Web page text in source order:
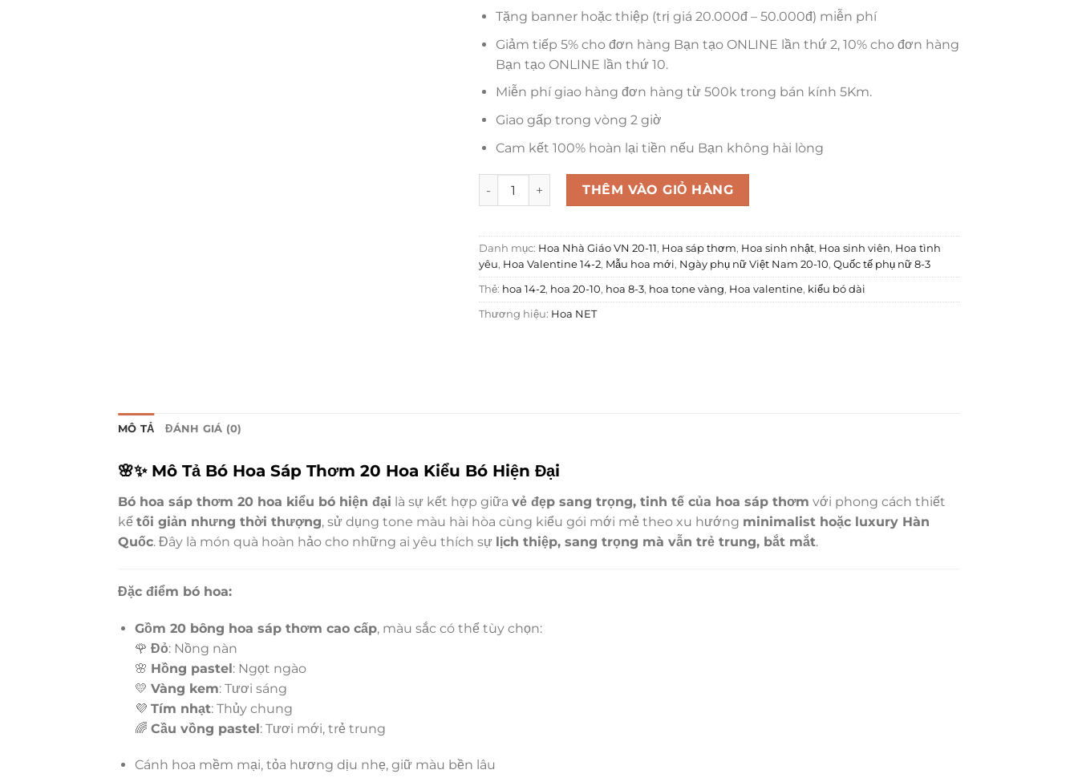
Tặng banner hoặc thiệp (trị giá 20.000đ – 50.000đ) miễn phí
Giảm tiếp 5% cho đơn hàng Bạn tạo ONLINE lần thứ 2, 10% cho đơn hàng
Bạn tạo ONLINE lần thứ 10.
Miễn phí giao hàng đơn hàng từ 500k trong bán kính 5Km.
Giao gấp trong vòng 2 giờ
Cam kết 100% hoàn lại tiền nếu Bạn không hài lòng
Bó Hoa Sáp Thơm - Tươi Vui số lượng
THÊM VÀO GIỎ HÀNG
Danh mục: Hoa Nhà Giáo VN 20-11, Hoa sáp thơm, Hoa sinh nhật, Hoa sinh viên, Hoa tình
yêu, Hoa Valentine 14-2, Mẫu hoa mới, Ngày phụ nữ Việt Nam 20-10, Quốc tế phụ nữ 8-3
Thẻ: hoa 14-2, hoa 20-10, hoa 8-3, hoa tone vàng, Hoa valentine, kiểu bó dài
Thương hiệu: Hoa NET
MÔ TẢ ĐÁNH GIÁ (0)
🌸✨ Mô Tả Bó Hoa Sáp Thơm 20 Hoa Kiểu Bó Hiện Đại
Bó hoa sáp thơm 20 hoa kiểu bó hiện đại là sự kết hợp giữa vẻ đẹp sang trọng, tinh tế của hoa sáp thơm với phong cách thiết
kế tối giản nhưng thời thượng, sử dụng tone màu hài hòa cùng kiểu gói mới mẻ theo xu hướng minimalist hoặc luxury Hàn
Quốc. Đây là món quà hoàn hảo cho những ai yêu thích sự lịch thiệp, sang trọng mà vẫn trẻ trung, bắt mắt.
Đặc điểm bó hoa:
Gồm 20 bông hoa sáp thơm cao cấp, màu sắc có thể tùy chọn:
🌹 Đỏ: Nồng nàn
🌸 Hồng pastel: Ngọt ngào
💛 Vàng kem: Tươi sáng
💜 Tím nhạt: Thủy chung
🌈 Cầu vồng pastel: Tươi mới, trẻ trung
Cánh hoa mềm mại, tỏa hương dịu nhẹ, giữ màu bền lâu